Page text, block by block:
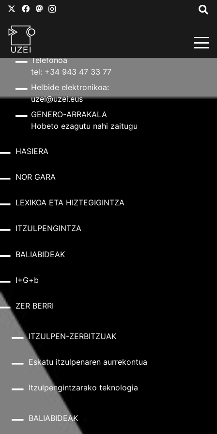
Helbidea
Telefonoa
tel: +34 943 47 33 77
Helbide elektronikoa:
uzei@uzei.eus
GENERO-ARRAKALA
Hobeto ezagutu nahi zaitugu
HASIERA
NOR GARA
LEXIKOA ETA HIZTEGIGINTZA
ITZULPENGINTZA
BALIABIDEAK
I+G+b
ZER BERRI
ITZULPEN-ZERBITZUAK
Eskatu itzulpenaren aurrekontua
Itzulpengintzarako teknologia
BALIABIDEAK